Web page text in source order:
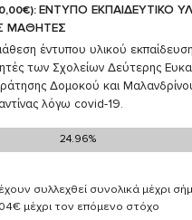
ΕΝΤΥΠΟ ΕΚΠΑΙΔΕΥΤΙΚΟ
ΜΑΘΗΤΕΣ
έντυπου υλικού
των Σχολείων Δεύτερης
Δομοκού και
λόγω covid-19.
24.96%
24.96%
έχουν συλλεχθεί συνολικά μέχρι
μέχρι τον επόμενο στόχο